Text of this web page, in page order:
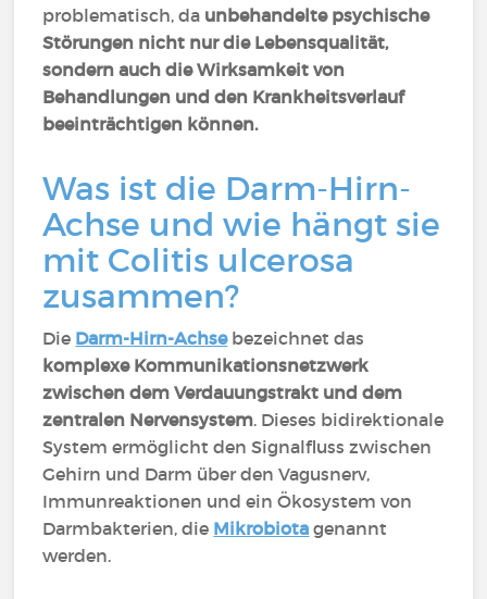
problematisch, da unbehandelte psychische
Störungen nicht nur die Lebensqualität,
sondern auch die Wirksamkeit von
Behandlungen und den Krankheitsverlauf
beeinträchtigen können.
Was ist die Darm-Hirn-
Achse und wie hängt sie
mit Colitis ulcerosa
zusammen?
Die Darm-Hirn-Achsebezeichnet das
komplexe Kommunikationsnetzwerk
zwischen dem Verdauungstrakt und dem
zentralen Nervensystem. Dieses bidirektionale
System ermöglicht den Signalfluss zwischen
Gehirn und Darm über den Vagusnerv,
Immunreaktionen und ein Ökosystem von
Darmbakterien, die Mikrobiota genannt
werden.